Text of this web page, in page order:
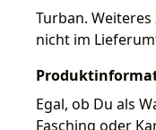
Turban.
nicht im
Egal, ob Du als
Fasching oder